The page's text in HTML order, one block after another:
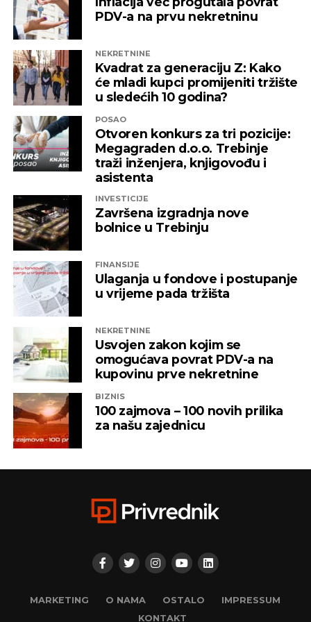
PDV-a na prvu nekretninu
NEKRETNINE
Kvadrat za generaciju Z: Kako
će mladi kupci promijeniti tržište
u sledećih 10 godina?
POSAO
Otvoren konkurs za tri pozicije:
Megagraden d.o.o. Trebinje
traži inženjera, knjigovođu i
asistenta
INVESTICIJE
Završena izgradnja nove
bolnice u Trebinju
FINANSIJE
Ulaganja u fondove i postupanje
u vrijeme pada tržišta
NEKRETNINE
Usvojen zakon kojim se
omogućava povrat PDV-a na
kupovinu prve nekretnine
BIZNIS
100 zajmova – 100 novih prilika
za našu zajednicu
MARKETING O NAMA OSTALO
IMPRESSUM
KONTAKT